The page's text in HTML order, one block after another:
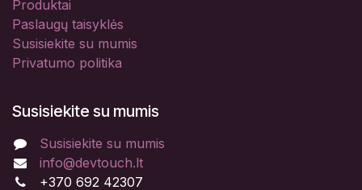
Produktai
Paslaugų taisyklės
Susisiekite su mumis
Privatumo politika
Susisiekite su mumis
Susisiekite su mumis
info@devtouch.lt
+370 692 42307